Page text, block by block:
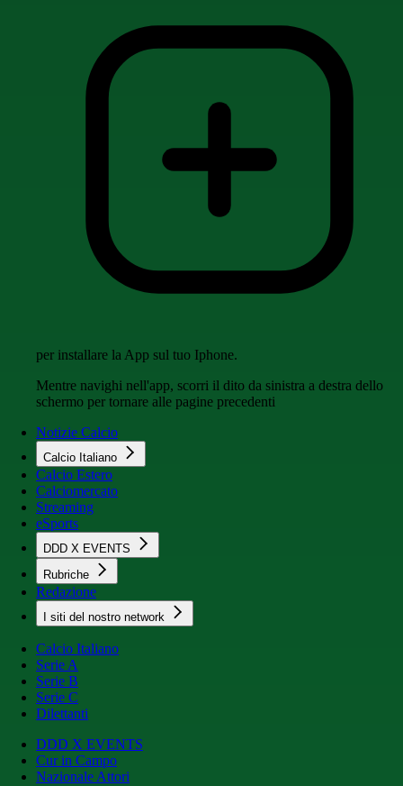
per installare la App sul tuo Iphone.
Mentre navighi nell'app, scorri il dito da sinistra a destra dello
schermo per tornare alle pagine precedenti
Notizie Calcio
Calcio Italiano
Calcio Estero
Calciomercato
Streaming
eSports
DDD X EVENTS
Rubriche
Redazione
I siti del nostro network
Calcio Italiano
Serie A
Serie B
Serie C
Dilettanti
DDD X EVENTS
Cur in Campo
Nazionale Attori